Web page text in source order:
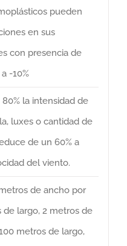
pueden
en sus
con presencia de
-10%
la intensidad de
luxes o cantidad de
de un 60% a
del viento.
de ancho por
de largo, 2 metros de
metros de largo,